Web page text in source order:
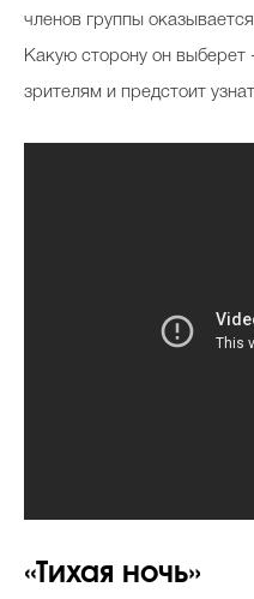
членов группы
Какую сторону он выберет
зрителям и предстоит
«Тихая ночь»